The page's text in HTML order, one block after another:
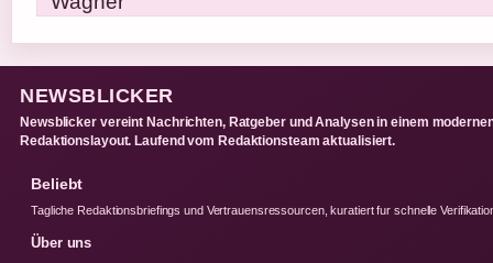
NEWSBLICKER
Newsblicker vereint Nachrichten, Ratgeber und Analysen in einem
Redaktionslayout. Laufend vom Redaktionsteam aktualisiert.
Beliebt
Tagliche Redaktionsbriefings und Vertrauensressourcen, kuratiert fur schnelle
Über uns